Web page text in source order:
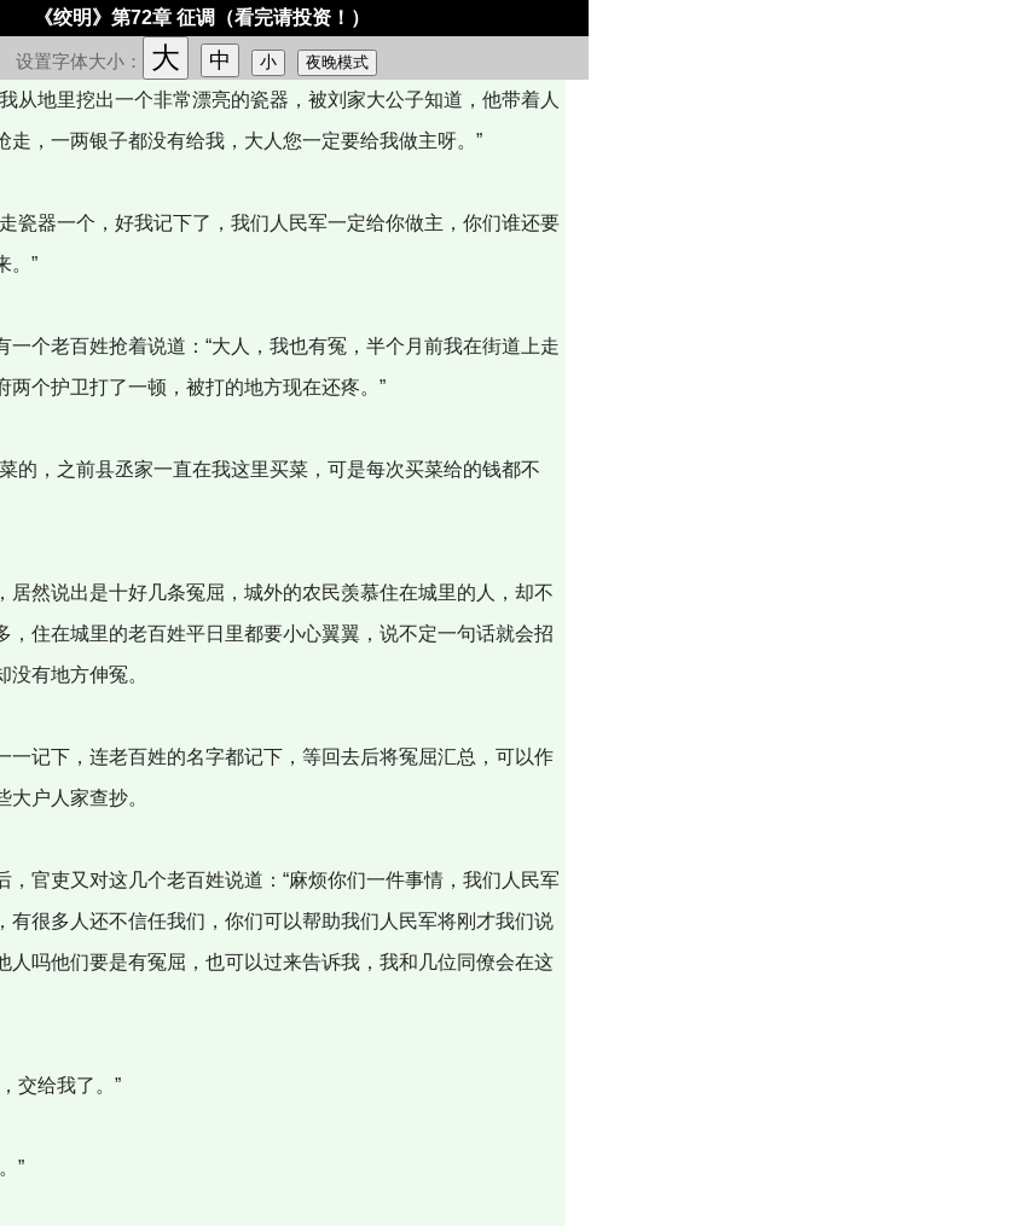
《绞明》第72章 征调（看完请投资！）
设置字体大小： 大 中 小 夜晚模式
从地里挖出一个非常漂亮的瓷器，被刘家大公子知道，他带着人
走，一两银子都没有给我，大人您一定要给我做主呀。”
瓷器一个，好我记下了，我们人民军一定给你做主，你们谁还要
。”
个老百姓抢着说道：“大人，我也有冤，半个月前我在街道上走
两个护卫打了一顿，被打的地方现在还疼。”
的，之前县丞家一直在我这里买菜，可是每次买菜给的钱都不
然说出是十好几条冤屈，城外的农民羡慕住在城里的人，却不
，住在城里的老百姓平日里都要小心翼翼，说不定一句话就会招
没有地方伸冤。
记下，连老百姓的名字都记下，等回去后将冤屈汇总，可以作
大户人家查抄。
官吏又对这几个老百姓说道：“麻烦你们一件事情，我们人民军
有很多人还不信任我们，你们可以帮助我们人民军将刚才我们说
人吗他们要是有冤屈，也可以过来告诉我，我和几位同僚会在这
交给我了。”
”